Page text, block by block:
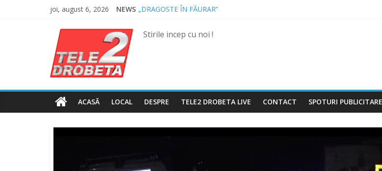
joi, august 6, 2026 NEWS „DRAGOSTE ÎN FĂURAR”
MII DE ȚIGARETE DE CONTRABANDĂ, CONFISCATE DE POLIȚIȘTI
BĂUT, DROGAT ȘI FĂRĂ PERMIS, LA VOLAN
Stirile incep cu noi !
ACASĂ LOCAL DESPRE TELE2 DROBETA LIVE CONTACT SPOTURI PUBLICITARE